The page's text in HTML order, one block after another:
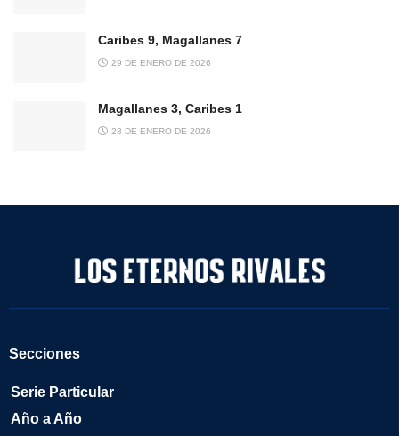
Caribes 9, Magallanes 7
29 DE ENERO DE 2026
Magallanes 3, Caribes 1
28 DE ENERO DE 2026
Secciones
Serie Particular
Año a Año